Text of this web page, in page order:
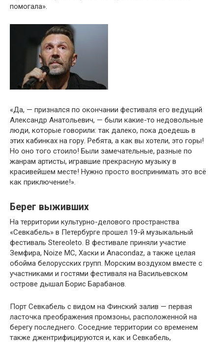
помогала».
«Да, — признался по окончании фестиваля его ведущий
Александр Анатольевич, — были какие-то недовольные
люди, которые говорили: так далеко, пока доедешь в
этих кабинках на гору. Ребята, а как вы хотели, это горы!
Но оно того стоило! Были замечательные, разные по
жанрам артисты, игравшие прекрасную музыку в
красивейшем месте! Нужно просто воспринимать это всё
как приключение!».
Берег выживших
На территории культурно-делового пространства
«Севкабель» в Петербурге прошел 19-й музыкальный
фестиваль Stereoleto. В фестивале приняли участие
Земфира, Noize MC, Хаски и Anacondaz, а также целая
обойма белорусских групп. Морским воздухом вместе с
участниками и гостями фестиваля на Васильевском
острове дышал Борис Барабанов.
Порт Севкабель с видом на Финский залив — первая
ласточка преображения промзоны, расположенной на
берегу последнего. Соседние территории со временем
также джентрифицируются и, как и Севкабель,